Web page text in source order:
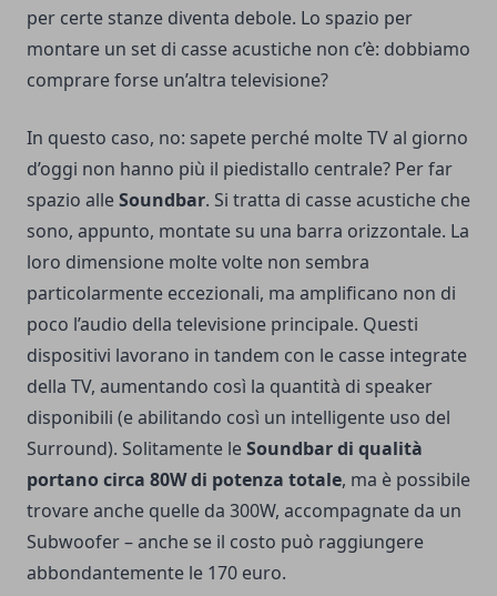
per certe stanze diventa debole. Lo spazio per
montare un set di casse acustiche non c’è: dobbiamo
comprare forse un’altra televisione?
In questo caso, no: sapete perché molte TV al giorno
d’oggi non hanno più il piedistallo centrale? Per far
spazio alleSoundbar. Si tratta di casse acustiche che
sono, appunto, montate su una barra orizzontale. La
loro dimensione molte volte non sembra
particolarmente eccezionali, ma amplificano non di
poco l’audio della televisione principale. Questi
dispositivi lavorano in tandem con le casse integrate
della TV, aumentando così la quantità di speaker
disponibili (e abilitando così un intelligente uso del
Surround). Solitamente leSoundbar di qualità
portano circa 80W di potenza totale, ma è possibile
trovare anche quelle da 300W, accompagnate da un
Subwoofer – anche se il costo può raggiungere
abbondantemente le 170 euro.